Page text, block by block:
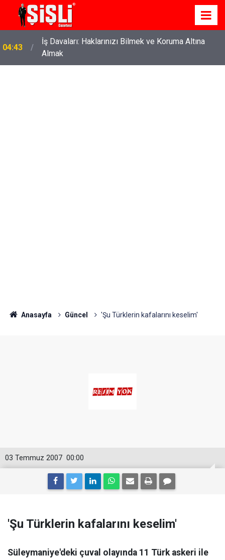
04:43
İş Davaları: Haklarınızı Bilmek ve Koruma Altına
Almak
Anasayfa Güncel 'Şu Türklerin kafalarını keselim'
00:00
03 Temmuz 2007
'Şu Türklerin kafalarını keselim'
Süleymaniye'deki çuval olayında 11 Türk askeri ile